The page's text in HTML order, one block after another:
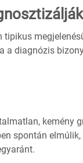
a diagnózis
kemény
spontán